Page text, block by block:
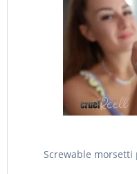
Screwable morsetti